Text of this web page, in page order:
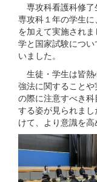
専攻科看護科修了
専攻科１年の学生
を加えて実施され
学と国家試験につ
いました。
生徒・学生は皆熱
強法に関すること
の際に注意すべき
する姿が見られま
けて、より意識を高